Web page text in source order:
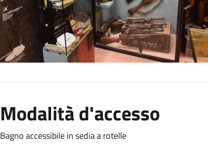
Modalità d'accesso
Bagno accessibile in sedia a rotelle